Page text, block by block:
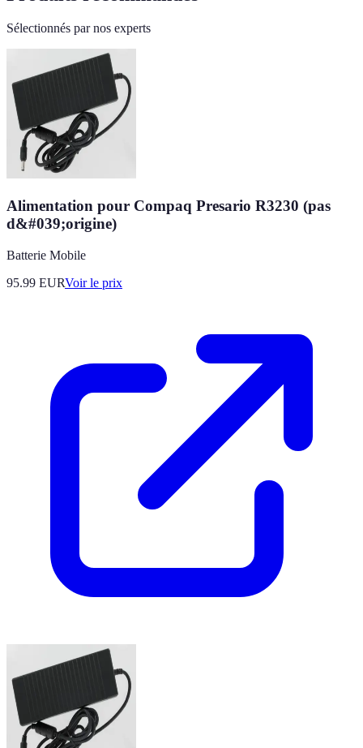
Sélectionnés par nos experts
Alimentation pour Compaq Presario R3230 (pas
d&#039;origine)
Batterie Mobile
95.99 EURVoir le prix